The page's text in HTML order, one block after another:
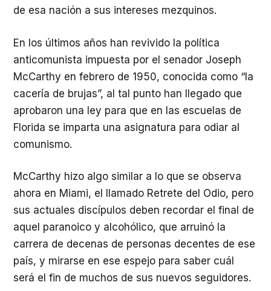
de esa nación a sus intereses mezquinos.
En los últimos años han revivido la política
anticomunista impuesta por el senador Joseph
McCarthy en febrero de 1950, conocida como “la
cacería de brujas”, al tal punto han llegado que
aprobaron una ley para que en las escuelas de
Florida se imparta una asignatura para odiar al
comunismo.
McCarthy hizo algo similar a lo que se observa
ahora en Miami, el llamado Retrete del Odio, pero
sus actuales discípulos deben recordar el final de
aquel paranoico y alcohólico, que arruinó la
carrera de decenas de personas decentes de ese
país, y mirarse en ese espejo para saber cuál
será el fin de muchos de sus nuevos seguidores.